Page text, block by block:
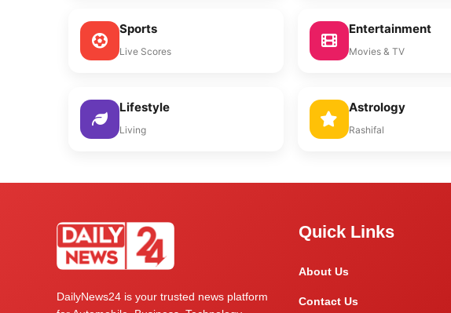
Sports
Live Scores
Entertainment
Movies & TV
Lifestyle
Living
Astrology
Rashifal
DailyNews24 is your trusted news platform
Quick Links
About Us
Contact Us